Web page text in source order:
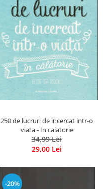
250 de lucruri de incercat intr-o
viata - In calatorie
34,99 Lei
29,00 Lei
-20%